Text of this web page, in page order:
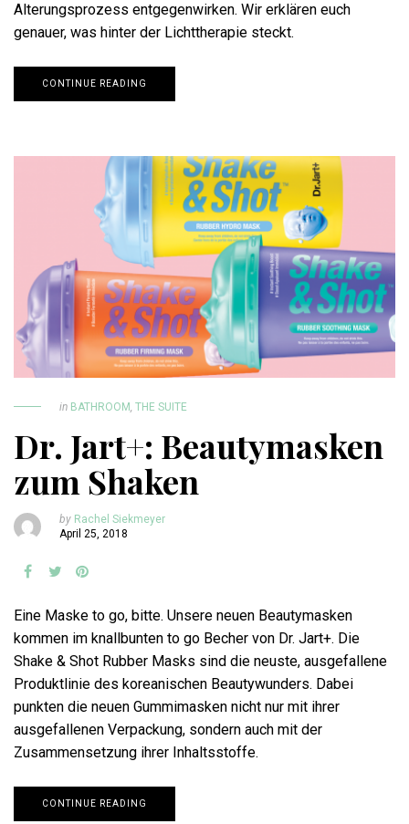
Alterungsprozess entgegenwirken. Wir erklären euch
genauer, was hinter der Lichttherapie steckt.
CONTINUE READING
in BATHROOM THE SUITE
Dr. Jart+: Beautymasken
zum Shaken
by Rachel Siekmeyer
April 25, 2018
Eine Maske to go, bitte. Unsere neuen Beautymasken
kommen im knallbunten to go Becher von Dr. Jart+. Die
Shake & Shot Rubber Masks sind die neuste, ausgefallene
Produktlinie des koreanischen Beautywunders. Dabei
punkten die neuen Gummimasken nicht nur mit ihrer
ausgefallenen Verpackung, sondern auch mit der
Zusammensetzung ihrer Inhaltsstoffe.
CONTINUE READING